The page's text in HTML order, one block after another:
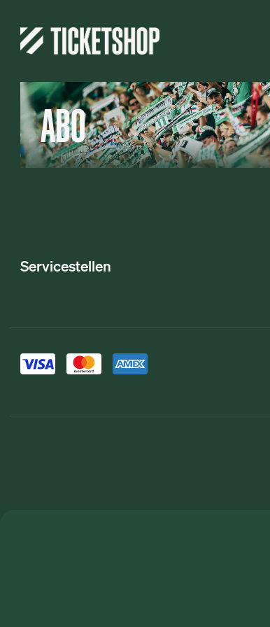
ABO
Servicestellen